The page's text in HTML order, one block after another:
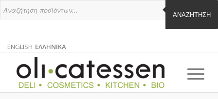
ΑΝΑΖΉΤΗΣΗ
ENGLISH
ΑΓΓΛΙΚΑ
ΕΛΛΗΝΙΚΑ
ΕΛΛΗΝΙΚΑ
EL